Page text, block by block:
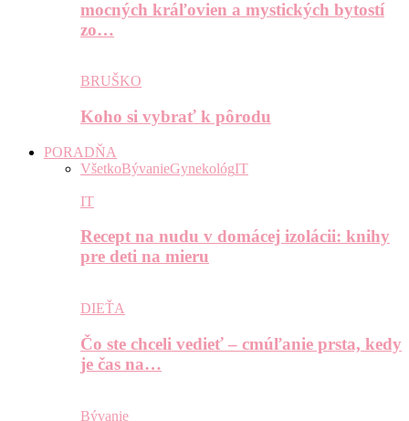
mocných kráľovien a mystických bytostí
zo…
BRUŠKO
Koho si vybrať k pôrodu
PORADŇA
VšetkoBývanieGynekológIT
IT
Recept na nudu v domácej izolácii: knihy
pre deti na mieru
DIEŤA
Čo ste chceli vedieť – cmúľanie prsta, kedy
je čas na…
Bývanie